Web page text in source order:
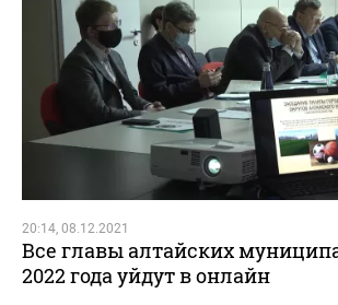
20:14, 08.12.2021
Все главы алтайских
2022 года уйдут в онлайн